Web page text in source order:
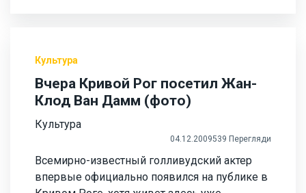
Культура
Вчера Кривой Рог посетил Жан-
Клод Ван Дамм (фото)
Культура
04.12.2009539 Перегляди
Всемирно-известный голливудский актер
впервые официально появился на публике в